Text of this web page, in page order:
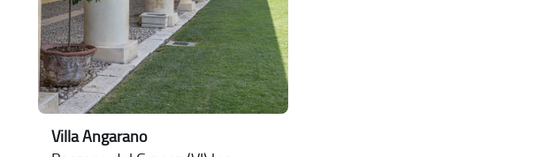
Villa Angarano